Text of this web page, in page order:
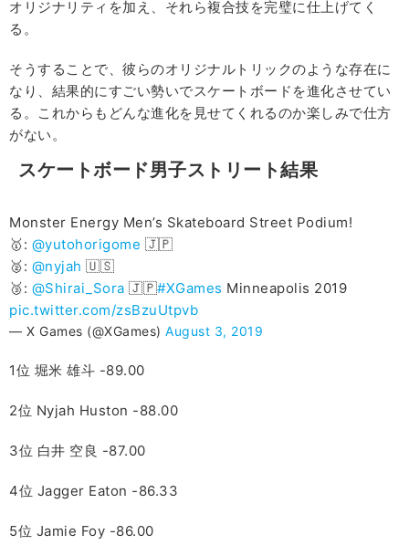
オリジナリティを加え、それら複合技を完璧に仕上げてく
る。
そうすることで、彼らのオリジナルトリックのような存在に
なり、結果的にすごい勢いでスケートボードを進化させてい
る。これからもどんな進化を見せてくれるのか楽しみで仕方
がない。
スケートボード男子ストリート結果
Monster Energy Men’s Skateboard Street Podium!
🥇: @yutohorigome 🇯🇵
🥈: @nyjah 🇺🇸
🥉: @Shirai_Sora 🇯🇵#XGames Minneapolis 2019
pic.twitter.com/zsBzuUtpvb
— X Games (@XGames) August 3, 2019
1位 堀米 雄斗 -89.00
2位 Nyjah Huston -88.00
3位 白井 空良 -87.00
4位 Jagger Eaton -86.33
5位 Jamie Foy -86.00